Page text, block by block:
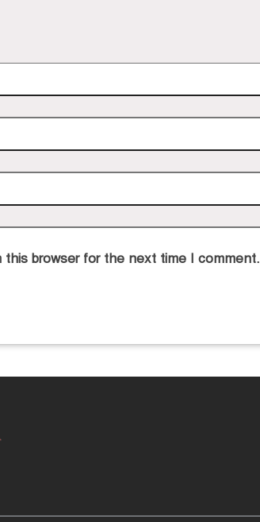
browser for the next time I comment.